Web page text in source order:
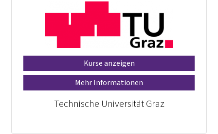
Kurse anzeigen
Mehr Informationen
Technische Universität Graz